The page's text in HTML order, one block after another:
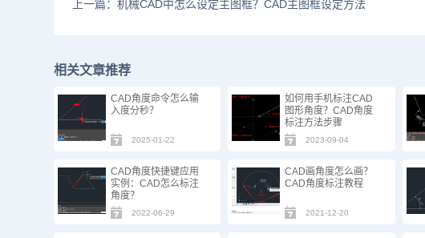
上一篇：机械CAD中怎么设定主图框？CAD主图框设定方法
相关文章推荐
CAD角度命令怎么输
入度分秒？
2025-01-22
如何用手机标注CAD
图形角度？CAD角度
标注方法步骤
2023-09-04
CAD角度快捷键应用
实例：CAD怎么标注
角度？
2022-06-29
CAD画角度怎么画？
CAD角度标注教程
2021-12-20